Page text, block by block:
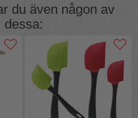
19, 50464 Borås
du även någon av
dessa: